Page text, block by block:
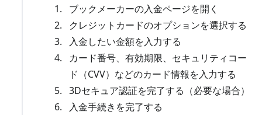
ブックメーカーの入金ページを開く
クレジットカードのオプションを選択する
入金したい金額を入力する
カード番号、有効期限、セキュリティコー
ド（CVV）などのカード情報を入力する
3Dセキュア認証を完了する（必要な場合）
入金手続きを完了する